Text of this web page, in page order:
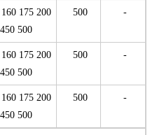
175 200
500
500 -
175 200
500
500 -
175 200
500
500 -